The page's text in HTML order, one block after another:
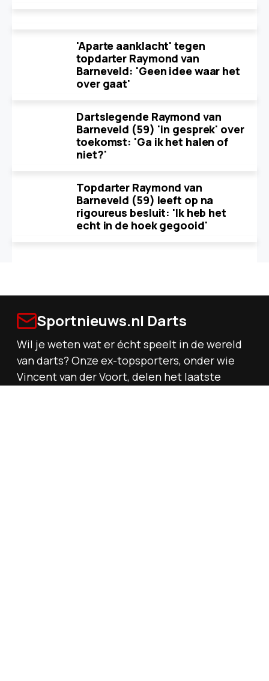
'Aparte aanklacht' tegen
topdarter Raymond van
Barneveld: 'Geen idee waar het
over gaat'
Dartslegende Raymond van
Barneveld (59) 'in gesprek' over
toekomst: 'Ga ik het halen of
niet?'
Topdarter Raymond van
Barneveld (59) leeft op na
rigoureus besluit: 'Ik heb het
echt in de hoek gegooid'